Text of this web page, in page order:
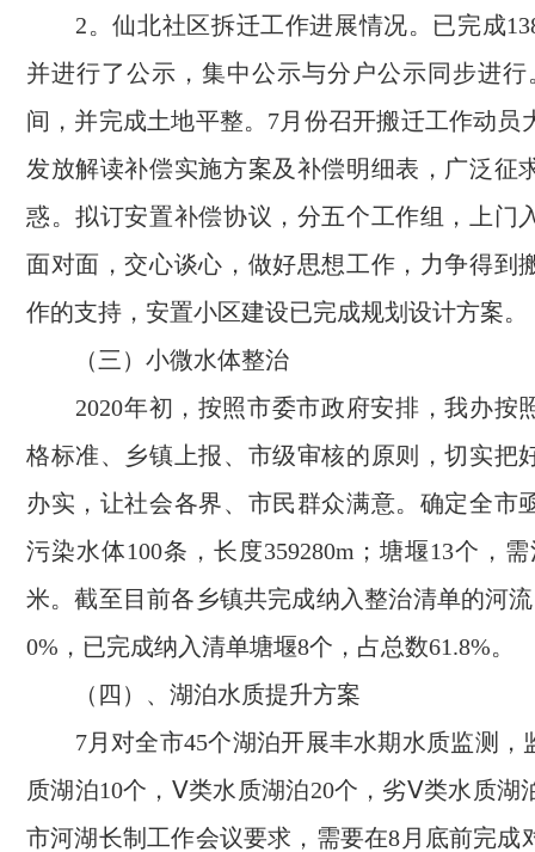
2。仙北社区拆迁工作进展情况。已完成
并进行了公示，集中公示与分户公示同步进行
间，并完成土地平整。7月份召开搬迁工作动员
发放解读补偿实施方案及补偿明细表，广泛征
惑。拟订安置补偿协议，分五个工作组，上门
面对面，交心谈心，做好思想工作，力争得到
作的支持，安置小区建设已完成规划设计方案。
（三）小微水体整治
2020年初，按照市委市政府安排，我办按
格标准、乡镇上报、市级审核的原则，切实把
办实，让社会各界、市民群众满意。确定全市
污染水体100条，长度359280m；塘堰13个，
米。截至目前各乡镇共完成纳入整治清单的河
0%，已完成纳入清单塘堰8个，占总数61.8%。
（四）、湖泊水质提升方案
7月对全市45个湖泊开展丰水期水质监测，
质湖泊10个，Ⅴ类水质湖泊20个，劣Ⅴ类水质湖
市河湖长制工作会议要求，需要在8月底前完成